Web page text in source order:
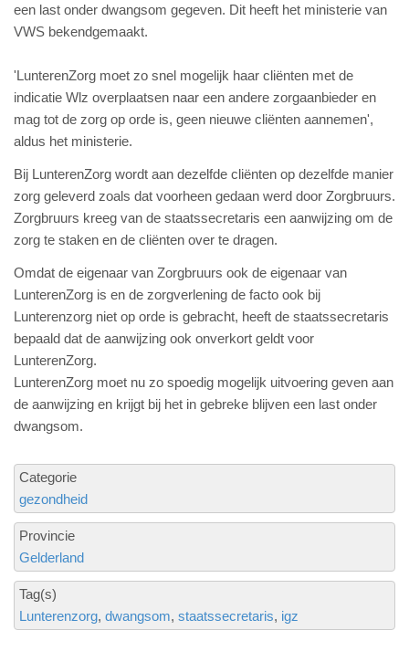
een last onder dwangsom gegeven. Dit heeft het ministerie van
VWS bekendgemaakt.
'LunterenZorg moet zo snel mogelijk haar cliënten met de
indicatie Wlz overplaatsen naar een andere zorgaanbieder en
mag tot de zorg op orde is, geen nieuwe cliënten aannemen',
aldus het ministerie.
Bij LunterenZorg wordt aan dezelfde cliënten op dezelfde manier
zorg geleverd zoals dat voorheen gedaan werd door Zorgbruurs.
Zorgbruurs kreeg van de staatssecretaris een aanwijzing om de
zorg te staken en de cliënten over te dragen.
Omdat de eigenaar van Zorgbruurs ook de eigenaar van
LunterenZorg is en de zorgverlening de facto ook bij
Lunterenzorg niet op orde is gebracht, heeft de staatssecretaris
bepaald dat de aanwijzing ook onverkort geldt voor
LunterenZorg.
LunterenZorg moet nu zo spoedig mogelijk uitvoering geven aan
de aanwijzing en krijgt bij het in gebreke blijven een last onder
dwangsom.
Categorie
gezondheid
Provincie
Gelderland
Tag(s)
Lunterenzorg dwangsom staatssecretaris igz